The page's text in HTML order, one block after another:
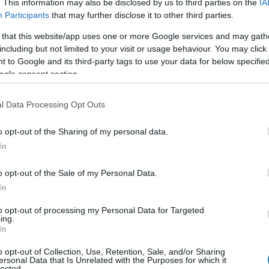
This information may also be disclosed by us to third parties on the
Participants that may further disclose it to other third parties.
that this website/app uses one or more Google services and may
but not limited to your visit or usage behaviour. You may
to Google and its third-party tags to use your data for below
consent section.
Data Processing Opt Outs
opt-out of the Sharing of my personal data.
opt-out of the Sale of my Personal Data.
opt-out of processing my Personal Data for Targeted
opt-out of Collection, Use, Retention, Sale, and/or Sharing
Data that Is Unrelated with the Purposes for which it
eredetileg készült egy harmadik epizód. A kivágott
de kitudja, hogy hozzáférhetünk-e majd valaha. Az
tökéletesen összefoglalja.